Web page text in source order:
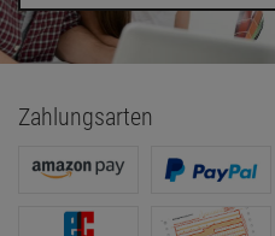
Zahlungsarten